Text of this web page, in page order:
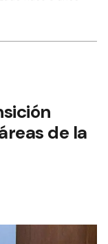
de la